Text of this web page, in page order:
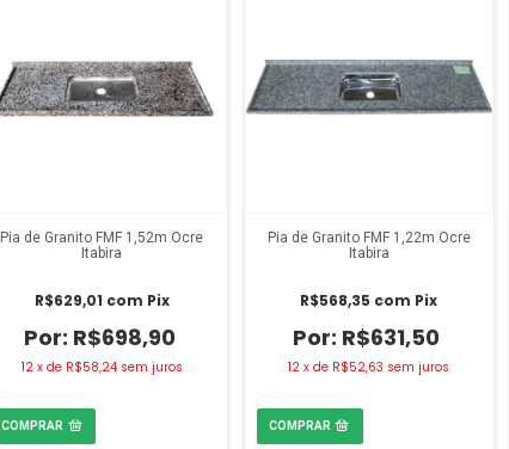
Pia de Granito FMF 1,52m Ocre
Itabira
R$698,90
R$629,01 com Pix
12 x de R$58,24 sem juros
Pia de Granito FMF 1,22m Ocre
Itabira
R$631,50
R$568,35 com Pix
12 xde R$52,63 sem juros